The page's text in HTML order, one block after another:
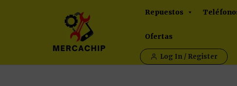
Repuestos
Ofertas
Log In / Register